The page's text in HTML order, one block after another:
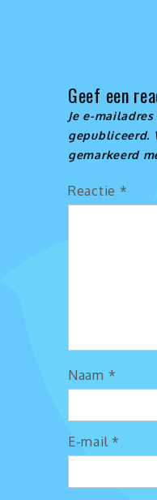
Geef een
Je e-
gepubliceerd.
gemarkeerd
Reactie *
Naam *
E-mail *